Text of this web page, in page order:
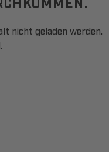
nicht geladen werden.